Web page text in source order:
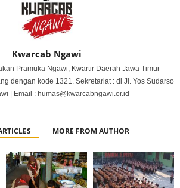
Kwarcab Ngawi
Pramuka Ngawi, Kwartir Daerah Jawa Timur
dengan kode 1321. Sekretariat : di Jl. Yos Sudarso
| Email : humas@kwarcabngawi.or.id
MORE FROM AUTHOR